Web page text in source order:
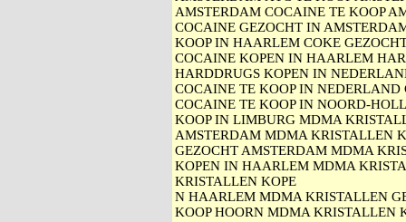
AMSTERDAM COCAINE TE KOOP
COCAINE GEZOCHT IN
KOOP IN HAARLEM COKE
COCAINE KOPEN IN HAARLEM
HARDDRUGS KOPEN IN
COCAINE TE KOOP IN
COCAINE TE KOOP IN NOORD-
KOOP IN LIMBURG MDMA
AMSTERDAM MDMA KRISTALLEN
GEZOCHT AMSTERDAM MDMA
KOPEN IN HAARLEM MDMA
KRISTALLEN KOPE
N HAARLEM MDMA KRISTALLEN
KOOP HOORN MDMA KRISTALLEN